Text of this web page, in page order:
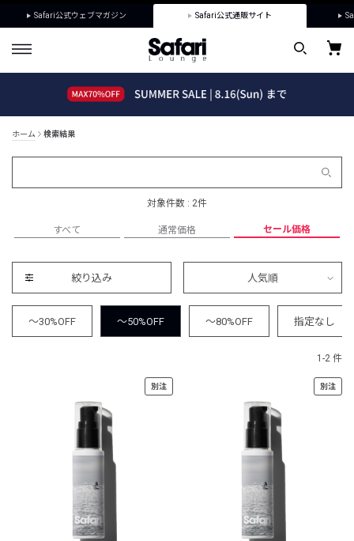
Safari公式ウェブマガジン Safari公式通販サイト
ホーム 検索結果
対象件数 : 2件
すべて 通常価格 セール価格
絞り込み 人気順
～30%OFF ～50%OFF ～80%OFF 指定なし
1-2 件
別注 別注